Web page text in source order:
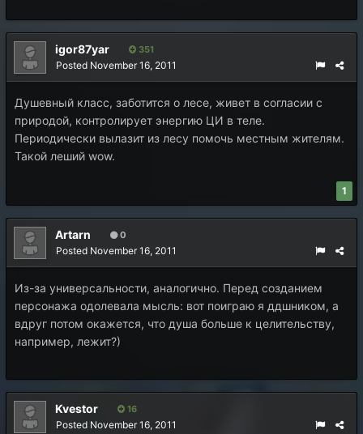
igor87yar 351
Posted November 16, 2011
Душевный класс, заботится о лесе, живет в согласии с
природой, контролирует энергию ЦИ в теле.
Периодически вылазит из лесу помочь местным жителям.
Такой леший wow.
1
Artarn 0
Posted November 16, 2011
Из-за универсальности, аналогично. Перед созданием
персонажа одолевала мысль: вот поиграю я ддшником, а
вдруг потом окажется, что душа больше к целительству,
например, лежит?)
Kvestor 16
Posted November 16, 2011